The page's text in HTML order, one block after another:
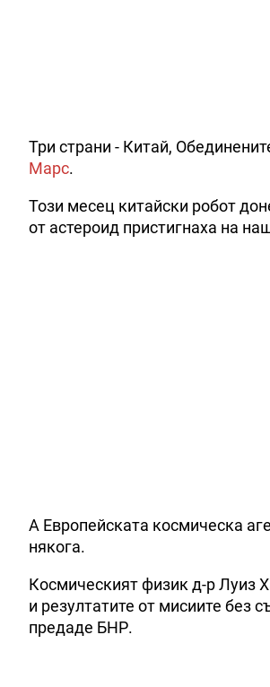
Три страни - Китай,
Марс.
Този месец китайски робот
от астероид пристигнаха на
А Европейската космическа
някога.
Космическият физик д-р Луиз
и резултатите от мисиите без
предаде БНР.